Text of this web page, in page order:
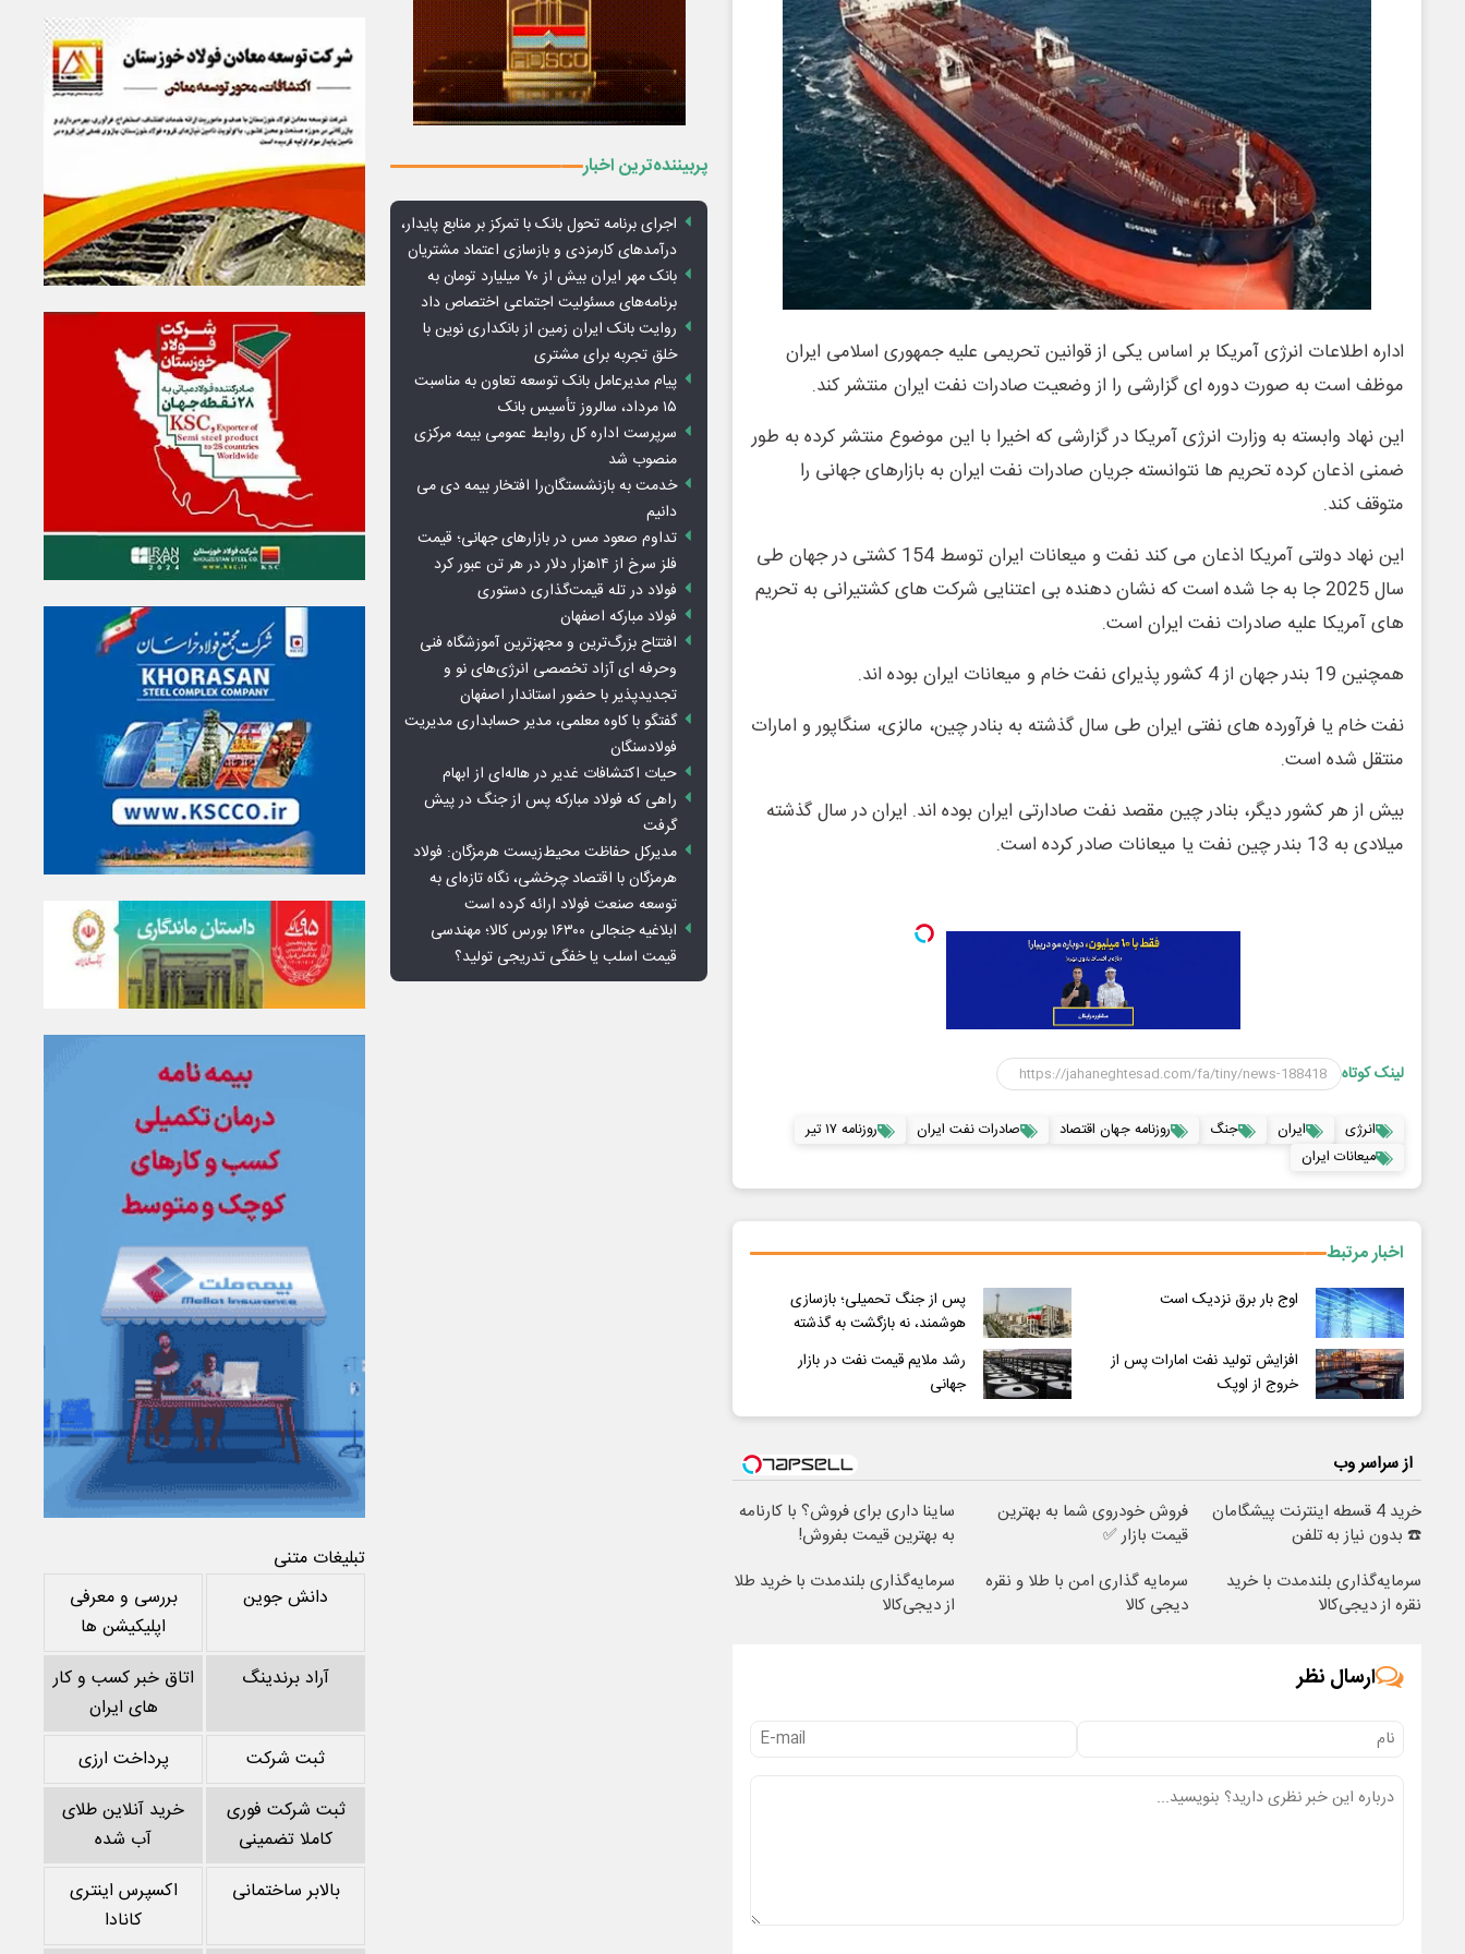
اداره اطلاعات انرژی آمریکا بر اساس یکی از قوانین تحریمی علیه جمهوری اسلامی ایران
موظف است به صورت دوره ای گزارشی را از وضعیت صادرات نفت ایران منتشر کند.
این نهاد وابسته به وزارت انرژی آمریکا در گزارشی که اخیرا با این موضوع منتشر کرده به طور
ضمنی اذعان کرده تحریم ها نتوانسته جریان صادرات نفت ایران به بازارهای جهانی را
متوقف کند.
این نهاد دولتی آمریکا اذعان می کند نفت و میعانات ایران توسط 154 کشتی در جهان طی
سال 2025 جا به جا شده است که نشان دهنده بی اعتنایی شرکت های کشتیرانی به تحریم
های آمریکا علیه صادرات نفت ایران است.
همچنین 19 بندر جهان از 4 کشور پذیرای نفت خام و میعانات ایران بوده اند.
نفت خام یا فرآورده های نفتی ایران طی سال گذشته به بنادر چین، مالزی، سنگاپور و امارات
منتقل شده است.
بیش از هر کشور دیگر، بنادر چین مقصد نفت صادارتی ایران بوده اند. ایران در سال گذشته
میلادی به 13 بندر چین نفت یا میعانات صادر کرده است.
لینک کوتاه
انرژی ایران جنگ روزنامه جهان اقتصاد صادرات نفت ایران
روزنامه ۱۷ تیر
میعانات ایران
اخبار مرتبط
اوج بار برق نزدیک است
پس از جنگ تحمیلی؛ بازسازی
هوشمند، نه بازگشت به گذشته
افزایش تولید نفت امارات پس از
خروج از اوپک
رشد ملایم قیمت نفت در بازار
جهانی
از سراسر وب
خرید 4 قسطه اینترنت پیشگامان
☎️ بدون نیاز به تلفن
فروش خودروی شما به بهترین
قیمت بازار ✅
ساینا داری برای فروش؟ با کارنامه
به بهترین قیمت بفروش!
سرمایه‌گذاری بلندمدت با خرید
نقره از دیجی‌کالا
سرمایه گذاری امن با طلا و نقره
دیجی کالا
سرمایه‌گذاری بلندمدت با خرید طلا
از دیجی‌کالا
ارسال نظر
پربیننده‌ترین اخبار
اجرای برنامه تحول بانک با تمرکز بر منابع پایدار،
درآمدهای کارمزدی و بازسازی اعتماد مشتریان
بانک مهر ایران بیش از ۷۰ میلیارد تومان به
برنامه‌های مسئولیت اجتماعی اختصاص داد
روایت بانک ایران زمین از بانکداری نوین با
خلق تجربه برای مشتری
پیام مدیرعامل بانک توسعه تعاون به مناسبت
۱۵ مرداد، سالروز تأسیس بانک
سرپرست اداره کل روابط عمومی بیمه مرکزی
منصوب شد
خدمت به بازنشستگان‌را افتخار بیمه دی می
دانیم
تداوم صعود مس در بازارهای جهانی؛ قیمت
فلز سرخ از ۱۴هزار دلار در هر تن عبور کرد
فولاد در تله قیمت‌گذاری دستوری
فولاد مبارکه اصفهان
افتتاح بزرگ‌ترین و مجهزترین آموزشگاه فنی
وحرفه ای آزاد تخصصی انرژی‌های نو و
تجدیدپذیر با حضور استاندار اصفهان
گفتگو با کاوه معلمی، مدیر حسابداری مدیریت
فولادسنگان
حیات اکتشافات غدیر در هاله‌ای از ابهام
راهی که فولاد مبارکه پس از جنگ در پیش
گرفت
مدیرکل حفاظت محیط‌زیست هرمزگان: فولاد
هرمزگان با اقتصاد چرخشی، نگاه تازه‌ای به
توسعه صنعت فولاد ارائه کرده است
ابلاغیه جنجالی ۱۶۳۰۰ بورس کالا؛ مهندسی
قیمت اسلب یا خفگی تدریجی تولید؟
تبلیغات متنی
دانش جوین
بررسی و معرفی
اپلیکیشن ها
آراد برندینگ
اتاق خبر کسب و کار
های ایران
ثبت شرکت
پرداخت ارزی
ثبت شرکت فوری
کاملا تضمینی
خرید آنلاین طلای
آب شده
بالابر ساختمانی
اکسپرس اینتری
کانادا